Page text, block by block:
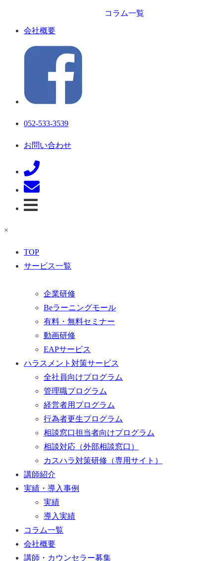
コラム一覧
会社概要
052-533-3539
お問い合わせ
×
TOP
サービス一覧
企業研修
Beラーニングモール
有料・無料セミナー
動画研修
EAPサービス
ハラスメント対策サービス
全社員向けプログラム
管理職プログラム
経営者用プログラム
行為者更生プログラム
相談窓口担当者向けプログラム
相談対応（外部相談窓口）
カスハラ対策研修（専用サイト）
講師紹介
実績・導入事例
実績
導入実績
コラム一覧
会社概要
講師・カウンセラー募集